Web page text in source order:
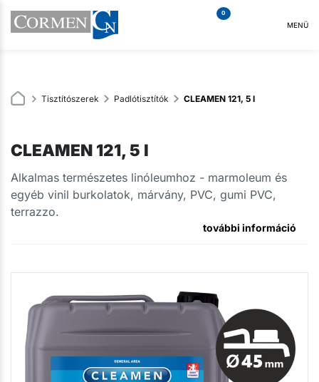
0
MENÜ
Tisztítószerek Padlótisztítók CLEAMEN 121, 5 l
CLEAMEN 121, 5 l
Alkalmas természetes linóleumhoz - marmoleum és
egyéb vinil burkolatok, márvány, PVC, gumi PVC,
terrazzo.
további információ